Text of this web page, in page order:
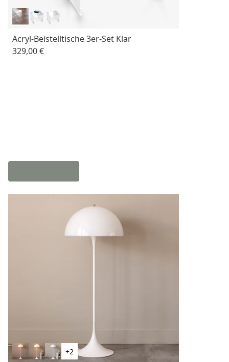
Acryl-Beistelltische 3er-Set Klar
329,00 €
+2